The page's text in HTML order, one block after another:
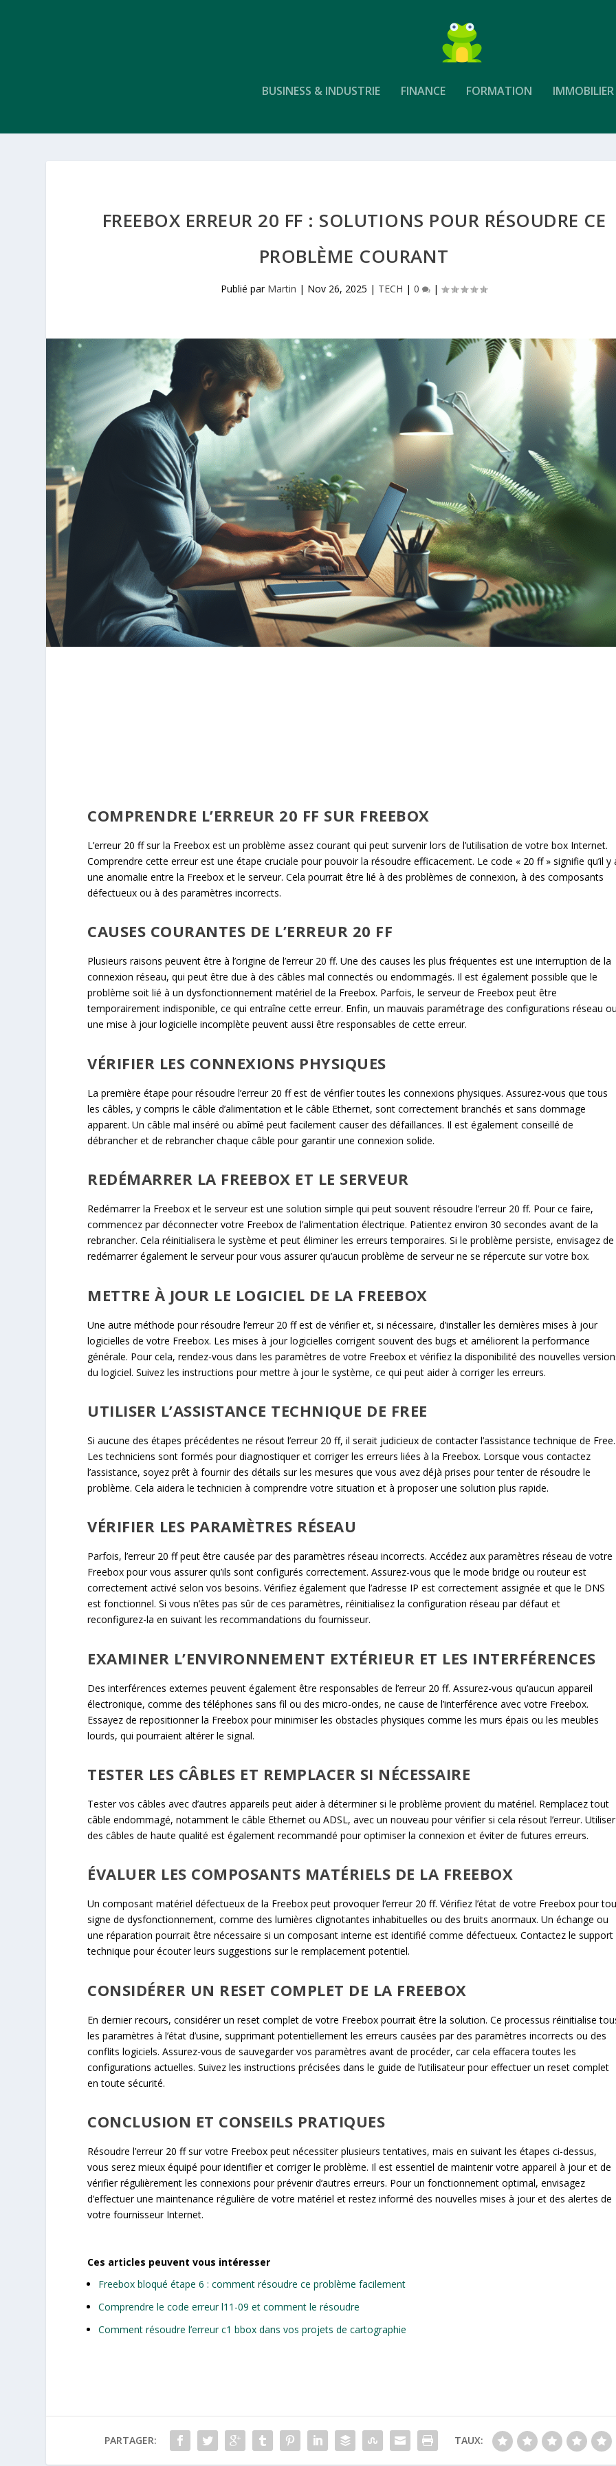
BUSINESS & INDUSTRIE FINANCE FORMATION IMMOBILIER
FREEBOX ERREUR 20 FF : SOLUTIONS POUR RÉSOUDRE CE
PROBLÈME COURANT
Publié par Martin | Nov 26, 2025 | TECH |0 |
COMPRENDRE L’ERREUR 20 FF SUR FREEBOX
L’erreur 20 ff sur la Freebox est un problème assez courant qui peut survenir lors de l’utilisation de votre box Internet.
Comprendre cette erreur est une étape cruciale pour pouvoir la résoudre efficacement. Le code « 20 ff » signifie qu’il y
une anomalie entre la Freebox et le serveur. Cela pourrait être lié à des problèmes de connexion, à des composants
défectueux ou à des paramètres incorrects.
CAUSES COURANTES DE L’ERREUR 20 FF
Plusieurs raisons peuvent être à l’origine de l’erreur 20 ff. Une des causes les plus fréquentes est une interruption de la
connexion réseau, qui peut être due à des câbles mal connectés ou endommagés. Il est également possible que le
problème soit lié à un dysfonctionnement matériel de la Freebox. Parfois, le serveur de Freebox peut être
temporairement indisponible, ce qui entraîne cette erreur. Enfin, un mauvais paramétrage des configurations réseau
une mise à jour logicielle incomplète peuvent aussi être responsables de cette erreur.
VÉRIFIER LES CONNEXIONS PHYSIQUES
La première étape pour résoudre l’erreur 20 ff est de vérifier toutes les connexions physiques. Assurez-vous que tous
les câbles, y compris le câble d’alimentation et le câble Ethernet, sont correctement branchés et sans dommage
apparent. Un câble mal inséré ou abîmé peut facilement causer des défaillances. Il est également conseillé de
débrancher et de rebrancher chaque câble pour garantir une connexion solide.
REDÉMARRER LA FREEBOX ET LE SERVEUR
Redémarrer la Freebox et le serveur est une solution simple qui peut souvent résoudre l’erreur 20 ff. Pour ce faire,
commencez par déconnecter votre Freebox de l’alimentation électrique. Patientez environ 30 secondes avant de la
rebrancher. Cela réinitialisera le système et peut éliminer les erreurs temporaires. Si le problème persiste, envisagez de
redémarrer également le serveur pour vous assurer qu’aucun problème de serveur ne se répercute sur votre box.
METTRE À JOUR LE LOGICIEL DE LA FREEBOX
Une autre méthode pour résoudre l’erreur 20 ff est de vérifier et, si nécessaire, d’installer les dernières mises à jour
logicielles de votre Freebox. Les mises à jour logicielles corrigent souvent des bugs et améliorent la performance
générale. Pour cela, rendez-vous dans les paramètres de votre Freebox et vérifiez la disponibilité des nouvelles
du logiciel. Suivez les instructions pour mettre à jour le système, ce qui peut aider à corriger les erreurs.
UTILISER L’ASSISTANCE TECHNIQUE DE FREE
Si aucune des étapes précédentes ne résout l’erreur 20 ff, il serait judicieux de contacter l’assistance technique de Free.
Les techniciens sont formés pour diagnostiquer et corriger les erreurs liées à la Freebox. Lorsque vous contactez
l’assistance, soyez prêt à fournir des détails sur les mesures que vous avez déjà prises pour tenter de résoudre le
problème. Cela aidera le technicien à comprendre votre situation et à proposer une solution plus rapide.
VÉRIFIER LES PARAMÈTRES RÉSEAU
Parfois, l’erreur 20 ff peut être causée par des paramètres réseau incorrects. Accédez aux paramètres réseau de votre
Freebox pour vous assurer qu’ils sont configurés correctement. Assurez-vous que le mode bridge ou routeur est
correctement activé selon vos besoins. Vérifiez également que l’adresse IP est correctement assignée et que le DNS
est fonctionnel. Si vous n’êtes pas sûr de ces paramètres, réinitialisez la configuration réseau par défaut et
reconfigurez-la en suivant les recommandations du fournisseur.
EXAMINER L’ENVIRONNEMENT EXTÉRIEUR ET LES INTERFÉRENCES
Des interférences externes peuvent également être responsables de l’erreur 20 ff. Assurez-vous qu’aucun appareil
électronique, comme des téléphones sans fil ou des micro-ondes, ne cause de l’interférence avec votre Freebox.
Essayez de repositionner la Freebox pour minimiser les obstacles physiques comme les murs épais ou les meubles
lourds, qui pourraient altérer le signal.
TESTER LES CÂBLES ET REMPLACER SI NÉCESSAIRE
Tester vos câbles avec d’autres appareils peut aider à déterminer si le problème provient du matériel. Remplacez tout
câble endommagé, notamment le câble Ethernet ou ADSL, avec un nouveau pour vérifier si cela résout l’erreur. Utiliser
des câbles de haute qualité est également recommandé pour optimiser la connexion et éviter de futures erreurs.
ÉVALUER LES COMPOSANTS MATÉRIELS DE LA FREEBOX
Un composant matériel défectueux de la Freebox peut provoquer l’erreur 20 ff. Vérifiez l’état de votre Freebox pour
signe de dysfonctionnement, comme des lumières clignotantes inhabituelles ou des bruits anormaux. Un échange ou
une réparation pourrait être nécessaire si un composant interne est identifié comme défectueux. Contactez le support
technique pour écouter leurs suggestions sur le remplacement potentiel.
CONSIDÉRER UN RESET COMPLET DE LA FREEBOX
En dernier recours, considérer un reset complet de votre Freebox pourrait être la solution. Ce processus réinitialise
les paramètres à l’état d’usine, supprimant potentiellement les erreurs causées par des paramètres incorrects ou des
conflits logiciels. Assurez-vous de sauvegarder vos paramètres avant de procéder, car cela effacera toutes les
configurations actuelles. Suivez les instructions précisées dans le guide de l’utilisateur pour effectuer un reset complet
en toute sécurité.
CONCLUSION ET CONSEILS PRATIQUES
Résoudre l’erreur 20 ff sur votre Freebox peut nécessiter plusieurs tentatives, mais en suivant les étapes ci-dessus,
vous serez mieux équipé pour identifier et corriger le problème. Il est essentiel de maintenir votre appareil à jour et de
vérifier régulièrement les connexions pour prévenir d’autres erreurs. Pour un fonctionnement optimal, envisagez
d’effectuer une maintenance régulière de votre matériel et restez informé des nouvelles mises à jour et des alertes de
votre fournisseur Internet.
Ces articles peuvent vous intéresser
Freebox bloqué étape 6 : comment résoudre ce problème facilement
Comprendre le code erreur l11-09 et comment le résoudre
Comment résoudre l’erreur c1 bbox​ dans vos projets de cartographie
PARTAGER: TAUX: